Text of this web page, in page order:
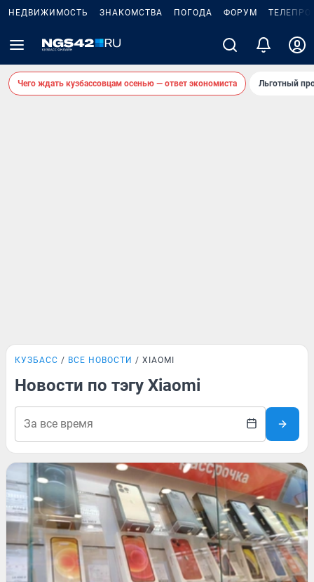
НЕДВИЖИМОСТЬ ЗНАКОМСТВА ПОГОДА ФОРУМ
Чего ждать кузбассовцам осенью — ответ экономиста Льготный
КУЗБАСС ВСЕ НОВОСТИ XIAOMI
Новости по тэгу Xiaomi